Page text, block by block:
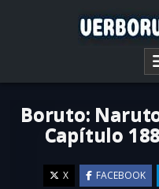
VER BORUTO
Boruto:
Capítulo
X FACEBOOK